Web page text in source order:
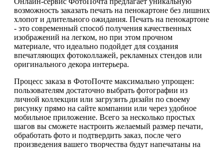
возможность заказать печать на пенокартоне без лишних
хлопот и длительного ожидания. Печать на пенокартоне
- это современный способ получения качественных
изображений на легком, но при этом прочном
материале, что идеально подойдет для создания
впечатляющих фотоколлажей, рекламных стендов или
оригинального декора интерьера.
Процесс заказа в ФотоПочте максимально упрощен:
пользователям достаточно выбрать фотографии из
личной коллекции или загрузить дизайн по своему
рисунку прямо на сайте компании или через удобное
мобильное приложение. Всего за несколько простых
шагов вы сможете настроить желаемый размер печати,
обработать фото и подтвердить заказ, после чего
произведения вашего творчества будут напечатаны на